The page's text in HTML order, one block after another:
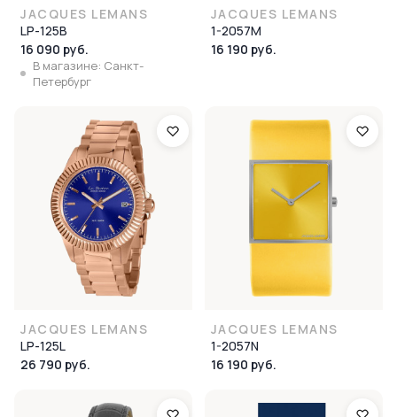
JACQUES LEMANS
LP-125B
16 090 руб.
В магазине: Санкт-
Петербург
JACQUES LEMANS
1-2057M
16 190 руб.
JACQUES LEMANS
LP-125L
26 790 руб.
JACQUES LEMANS
1-2057N
16 190 руб.